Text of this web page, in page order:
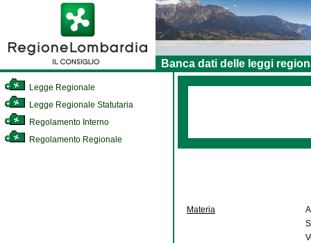
Banca dati delle leggi
Legge Regionale
Legge Regionale Statutaria
Regolamento Interno
Regolamento Regionale
Materia